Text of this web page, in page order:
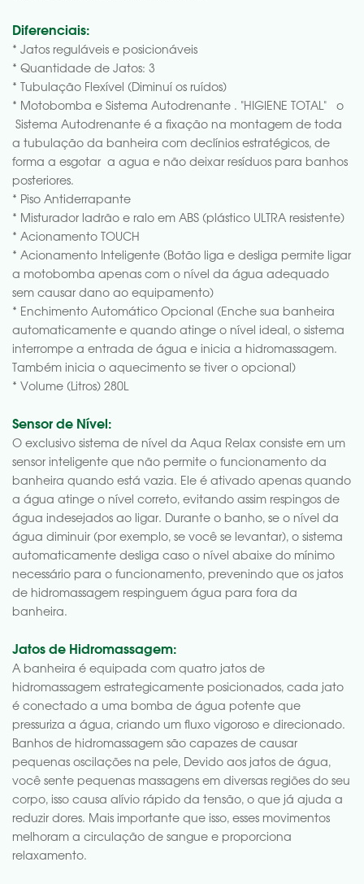
Diferenciais:
* Jatos reguláveis e posicionáveis
* Quantidade de Jatos: 3
* Tubulação Flexível (Diminuí os ruídos)
* Motobomba e Sistema Autodrenante . "HIGIENE TOTAL" o
Sistema Autodrenante é a fixação na montagem de toda
a tubulação da banheira com declínios estratégicos, de
forma a esgotar a agua e não deixar resíduos para banhos
posteriores.
* Piso Antiderrapante
* Misturador ladrão e ralo em ABS (plástico ULTRA resistente)
* Acionamento TOUCH
* Acionamento Inteligente (Botão liga e desliga permite ligar
a motobomba apenas com o nível da água adequado
sem causar dano ao equipamento)
* Enchimento Automático Opcional (Enche sua banheira
automaticamente e quando atinge o nível ideal, o sistema
interrompe a entrada de água e inicia a hidromassagem.
Também inicia o aquecimento se tiver o opcional)
* Volume (Litros) 280L
Sensor de Nível:
O exclusivo sistema de nível da Aqua Relax consiste em um
sensor inteligente que não permite o funcionamento da
banheira quando está vazia. Ele é ativado apenas quando
a água atinge o nível correto, evitando assim respingos de
água indesejados ao ligar. Durante o banho, se o nível da
água diminuir (por exemplo, se você se levantar), o sistema
automaticamente desliga caso o nível abaixe do mínimo
necessário para o funcionamento, prevenindo que os jatos
de hidromassagem respinguem água para fora da
banheira.
Jatos de Hidromassagem:
A banheira é equipada com quatro jatos de
hidromassagem estrategicamente posicionados, cada jato
é conectado a uma bomba de água potente que
pressuriza a água, criando um fluxo vigoroso e direcionado.
Banhos de hidromassagem são capazes de causar
pequenas oscilações na pele, Devido aos jatos de água,
você sente pequenas massagens em diversas regiões do seu
corpo, isso causa alívio rápido da tensão, o que já ajuda a
reduzir dores. Mais importante que isso, esses movimentos
melhoram a circulação de sangue e proporciona
relaxamento.